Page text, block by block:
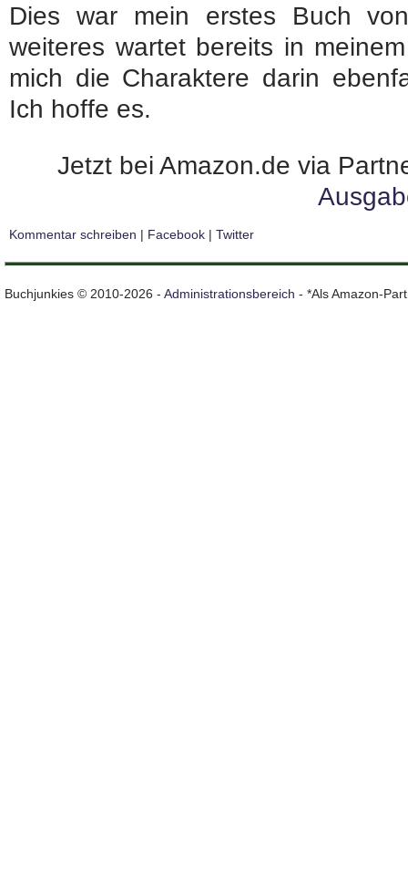
Dies war mein erstes Buch
weiteres wartet bereits in
mich die Charaktere darin
Ich hoffe es.
Jetzt bei Amazon.de via
Kommentar schreiben | Facebook | Twitter
Buchjunkies © 2010-2026 - Administrationsbereich - *Als Amazon-